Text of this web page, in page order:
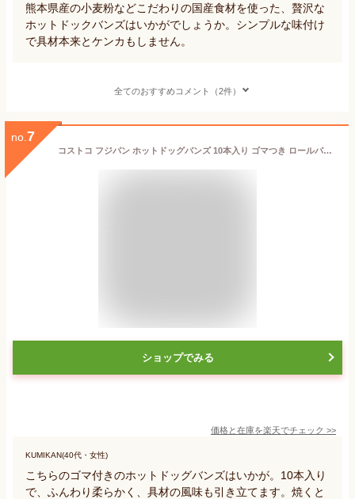
熊本県産の小麦粉などこだわりの国産食材を使った、贅沢な
ホットドックバンズはいかがでしょうか。シンプルな味付け
で具材本来とケンカもしません。
全てのおすすめコメント（2件）
no. 7
コストコ フジパン ホットドッグバンズ 10本入り ゴマつき ロールパン お弁当 ランチ ベーカリー 食品
ショップでみる
価格と在庫を楽天でチェック >>
KUMIKAN(40代・女性)
こちらのゴマ付きのホットドッグバンズはいかが。10本入り
で、ふんわり柔らかく、具材の風味も引き立てます。焼くと